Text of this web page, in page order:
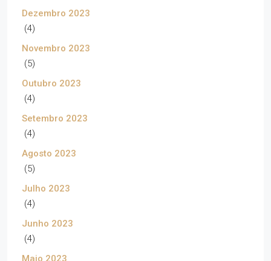
Dezembro 2023
(4)
Novembro 2023
(5)
Outubro 2023
(4)
Setembro 2023
(4)
Agosto 2023
(5)
Julho 2023
(4)
Junho 2023
(4)
Maio 2023